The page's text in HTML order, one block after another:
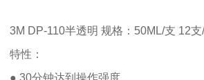
3M DP-110半透明 规格：50ML/支 12支
特性：
● 30分钟达到操作强度